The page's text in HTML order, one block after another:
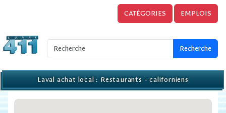
CATÉGORIES EMPLOIS
Laval achat local : Restaurants - californiens